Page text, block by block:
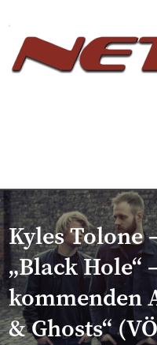
Kyles Tolone
„Black Hole“
kommenden
& Ghosts“